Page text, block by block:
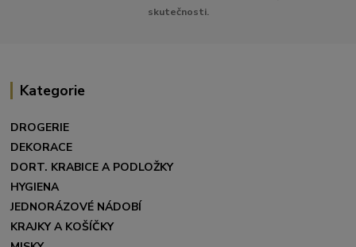
skutečnosti.
Kategorie
DROGERIE
DEKORACE
DORT. KRABICE A PODLOŽKY
HYGIENA
JEDNORÁZOVÉ NÁDOBÍ
KRAJKY A KOŠÍČKY